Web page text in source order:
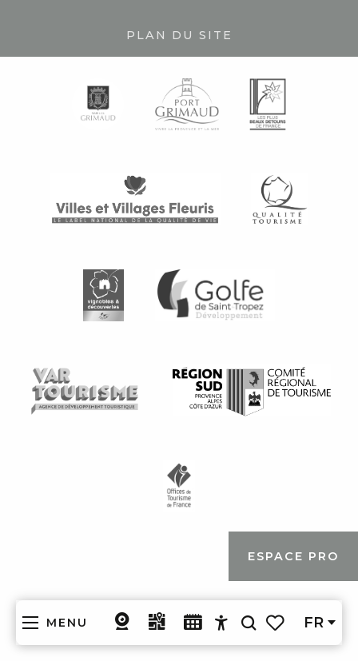
MENU
Accessibilité
Voir les favoris
FR
PLAN DU SITE
ESPACE PRO